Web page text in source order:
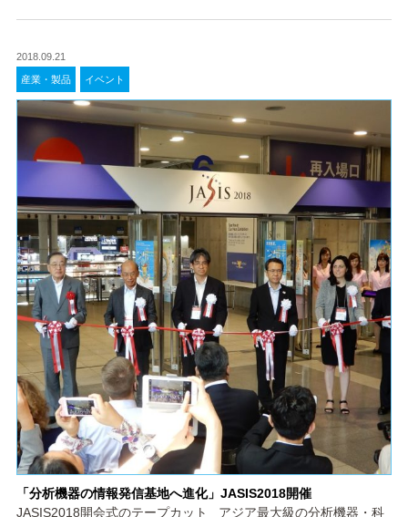
2018.09.21
産業・製品 イベント
「分析機器の情報発信基地へ進化」JASIS2018開催
JASIS2018開会式のテープカット アジア最大級の分析機器・科